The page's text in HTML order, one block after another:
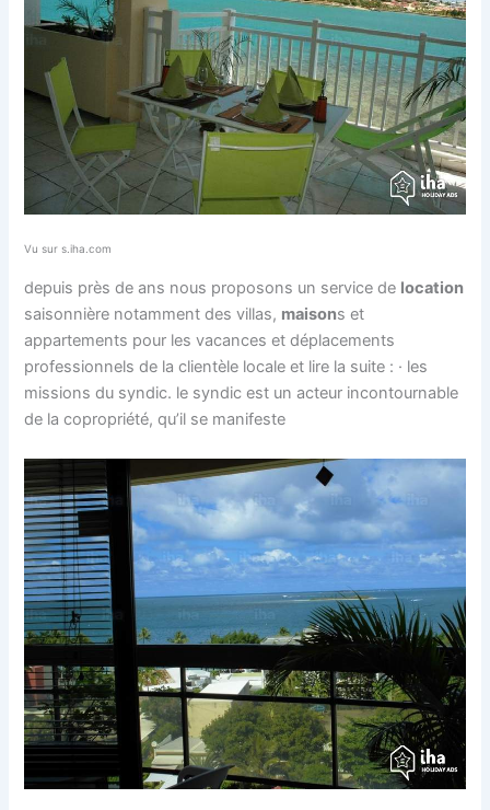
Vu sur s.iha.com
depuis près de ans nous proposons un service de location
saisonnière notamment des villas, maisons et
appartements pour les vacances et déplacements
professionnels de la clientèle locale et lire la suite : · les
missions du syndic. le syndic est un acteur incontournable
de la copropriété, qu’il se manifeste